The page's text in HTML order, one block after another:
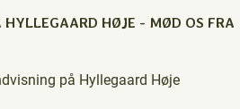
HØJE - MØD OS FRA
på Hyllegaard Høje